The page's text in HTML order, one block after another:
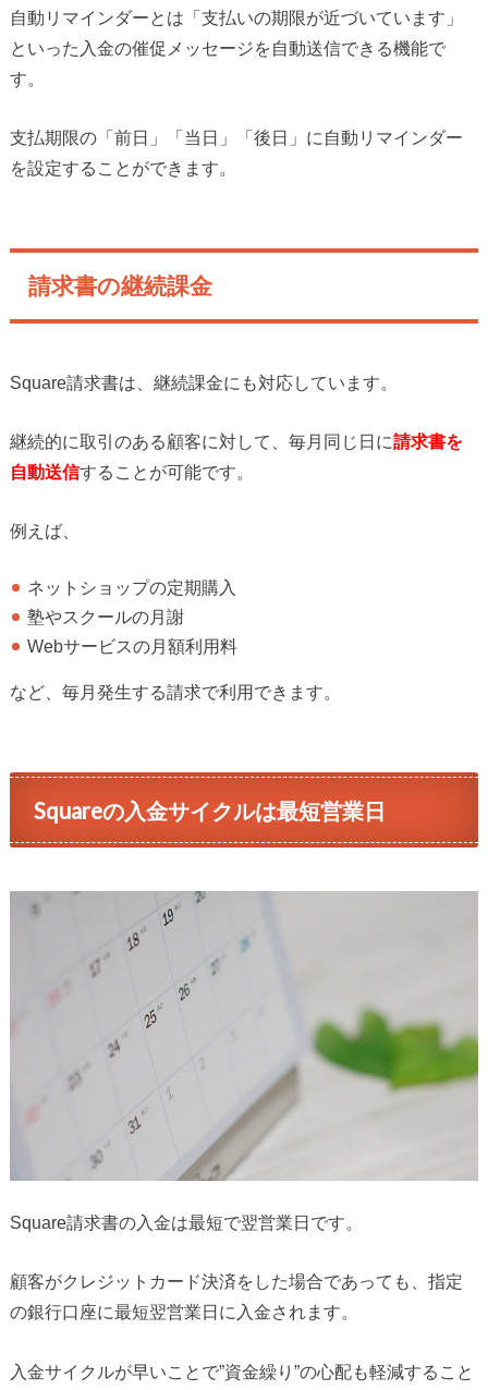
自動リマインダーとは「支払いの期限が近づいています」
といった入金の催促メッセージを自動送信できる機能で
す。
支払期限の「前日」「当日」「後日」に自動リマインダー
を設定することができます。
請求書の継続課金
Square請求書は、継続課金にも対応しています。
継続的に取引のある顧客に対して、毎月同じ日に請求書を
自動送信することが可能です。
例えば、
ネットショップの定期購入
塾やスクールの月謝
Webサービスの月額利用料
など、毎月発生する請求で利用できます。
Squareの入金サイクルは最短営業日
Square請求書の入金は最短で翌営業日です。
顧客がクレジットカード決済をした場合であっても、指定
の銀行口座に最短翌営業日に入金されます。
入金サイクルが早いことで”資金繰り”の心配も軽減すること